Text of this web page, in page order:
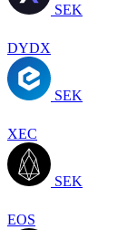
SEK
DYDX
SEK
XEC
SEK
EOS